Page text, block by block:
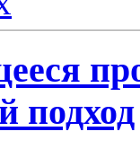
подход